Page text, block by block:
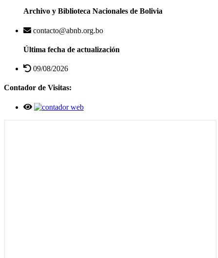
Archivo y Biblioteca Nacionales de Bolivia
contacto@abnb.org.bo
Última fecha de actualización
09/08/2026
Contador de Visitas: